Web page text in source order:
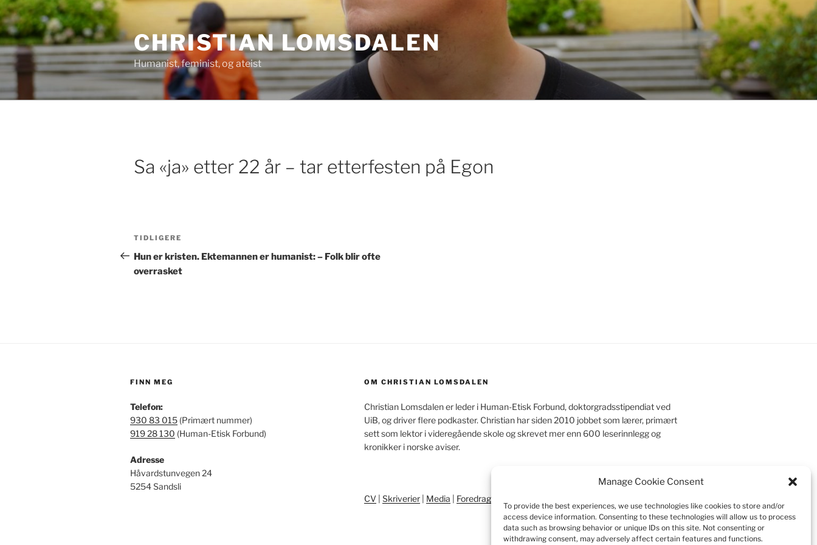
Manage Cookie Consent
To provide the best experiences, we use technologies like cookies to store and/or
access device information. Consenting to these technologies will allow us to process
data such as browsing behavior or unique IDs on this site. Not consenting or
withdrawing consent, may adversely affect certain features and functions.
Gå
til
innhold
CHRISTIAN LOMSDALEN
Humanist, feminist, og ateist
Sa «ja» etter 22 år – tar etterfesten på Egon
Innleggsnavigasjon
Forrige
innlegg
TIDLIGERE
Hun er kristen. Ektemannen er humanist: – Folk blir ofte
overrasket
FINN MEG
Telefon:
930 83 015 (Primært nummer)
919 28 130 (Human-Etisk Forbund)
Adresse
Håvardstunvegen 24
5254 Sandsli
OM CHRISTIAN LOMSDALEN
Christian Lomsdalen er leder i Human-Etisk Forbund, doktorgradsstipendiat ved
UiB, og driver flere podkaster. Christian har siden 2010 jobbet som lærer, primært
sett som lektor i videregående skole og skrevet mer enn 600 leserinnlegg og
kronikker i norske aviser.
CV Skriverier| Media Foredrag|